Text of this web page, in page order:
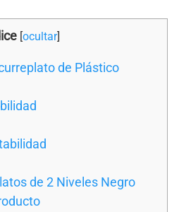
[ocultar]
de Plástico
de 2 Niveles Negro